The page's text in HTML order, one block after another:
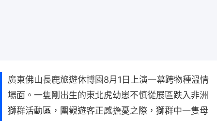
廣東佛山長鹿旅遊休博園8月1日上演一幕跨物種溫情
場面。一隻剛出生的東北虎幼崽不慎從展區跌入非洲
獅群活動區，圍觀遊客正感擔憂之際，獅群中一隻母